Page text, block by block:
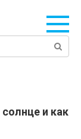
и как